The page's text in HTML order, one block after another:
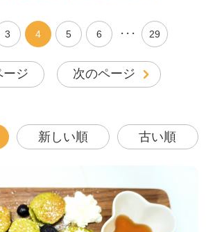
ージ
3 4 5 6 ・・・ 29
次のページ
新しい順 古い順